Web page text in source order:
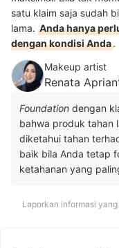
satu klaim saja sudah
lama. Anda hanya
dengan kondisi Anda.
Makeup artist
Renata
Foundation dengan
bahwa produk tahan
diketahui tahan
baik bila Anda tetap
ketahanan yang
Laporkan informasi